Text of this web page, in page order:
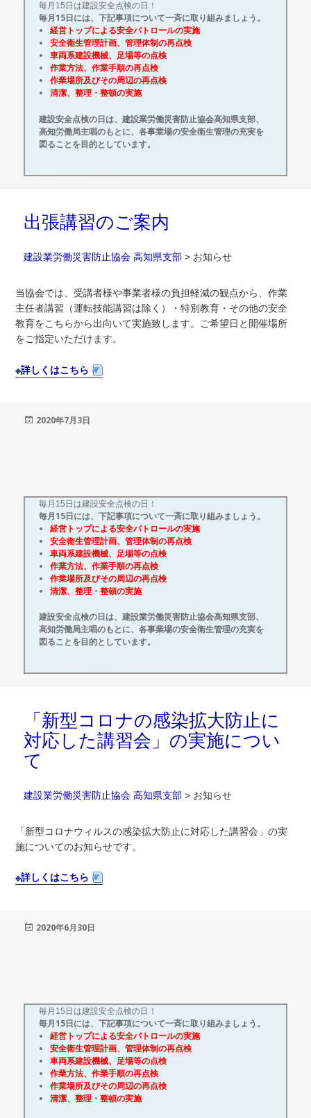
毎月15日は建設安全点検の日！
毎月15日には、下記事項について一斉に取り組みましょう。
経営トップによる安全パトロールの実施
安全衛生管理計画、管理体制の再点検
車両系建設機械、足場等の点検
作業方法、作業手順の再点検
作業場所及びその周辺の再点検
清潔、整理・整頓の実施
建設安全点検の日は、建設業労働災害防止協会高知県支部、
高知労働局主唱のもとに、各事業場の安全衛生管理の充実を
図ることを目的としています。
出張講習のご案内
建設業労働災害防止協会 高知県支部 > お知らせ
当協会では、受講者様や事業者様の負担軽減の観点から、作業
主任者講習（運転技能講習は除く）・特別教育・その他の安全
教育をこちらから出向いて実施致します。ご希望日と開催場所
をご指定いただけます。
※詳しくはこちら
投
2020年7月3日
毎月15日は建設安全点検の日！
毎月15日には、下記事項について一斉に取り組みましょう。
経営トップによる安全パトロールの実施
安全衛生管理計画、管理体制の再点検
車両系建設機械、足場等の点検
作業方法、作業手順の再点検
作業場所及びその周辺の再点検
清潔、整理・整頓の実施
建設安全点検の日は、建設業労働災害防止協会高知県支部、
高知労働局主唱のもとに、各事業場の安全衛生管理の充実を
図ることを目的としています。
「新型コロナの感染拡大防止に
対応した講習会」の実施につい
て
建設業労働災害防止協会 高知県支部 > お知らせ
「新型コロナウィルスの感染拡大防止に対応した講習会」の実
施についてのお知らせです。
※詳しくはこちら
投
2020年6月30日
毎月15日は建設安全点検の日！
毎月15日には、下記事項について一斉に取り組みましょう。
経営トップによる安全パトロールの実施
安全衛生管理計画、管理体制の再点検
車両系建設機械、足場等の点検
作業方法、作業手順の再点検
作業場所及びその周辺の再点検
清潔、整理・整頓の実施